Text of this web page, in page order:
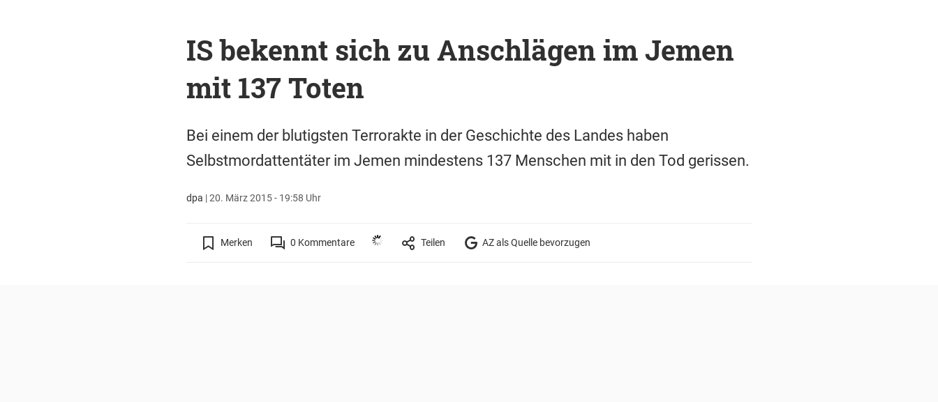
IS bekennt sich zu Anschlägen im Jemen
mit 137 Toten
Bei einem der blutigsten Terrorakte in der Geschichte des Landes haben
Selbstmordattentäter im Jemen mindestens 137 Menschen mit in den Tod gerissen.
dpa |20. März 2015 - 19:58 Uhr
Merken 0 Kommentare Teilen AZ als Quelle bevorzugen